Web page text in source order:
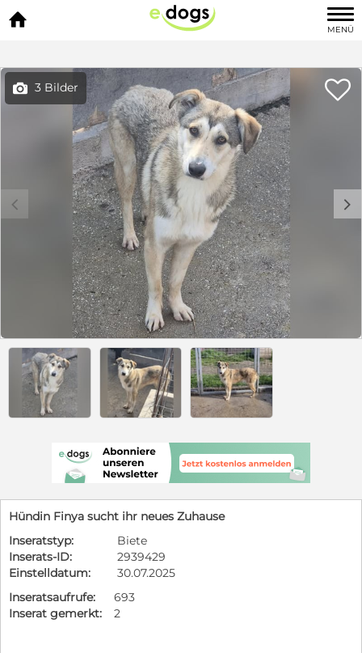

MENÜ
 3 Bilder 
c d
Hündin Finya sucht ihr neues Zuhause
Inseratstyp:
Biete
Inserats-ID:
2939429
Einstelldatum:
30.07.2025
Inseratsaufrufe:
693
Inserat gemerkt:
2